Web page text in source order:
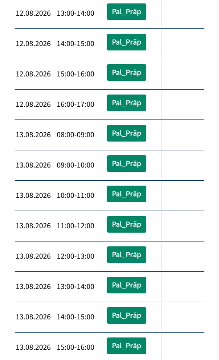
12.08.2026 13:00-14:00 Pal_Präp
12.08.2026 14:00-15:00 Pal_Präp
12.08.2026 15:00-16:00 Pal_Präp
12.08.2026 16:00-17:00 Pal_Präp
13.08.2026 08:00-09:00 Pal_Präp
13.08.2026 09:00-10:00 Pal_Präp
13.08.2026 10:00-11:00 Pal_Präp
13.08.2026 11:00-12:00 Pal_Präp
13.08.2026 12:00-13:00 Pal_Präp
13.08.2026 13:00-14:00 Pal_Präp
13.08.2026 14:00-15:00 Pal_Präp
13.08.2026 15:00-16:00 Pal_Präp